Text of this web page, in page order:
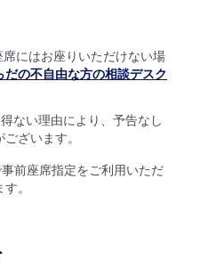
にはお座りいただけない場
だの不自由な方の相談デスク
ない理由により、予告なし
ざいます。
前座席指定をご利用いただ
。